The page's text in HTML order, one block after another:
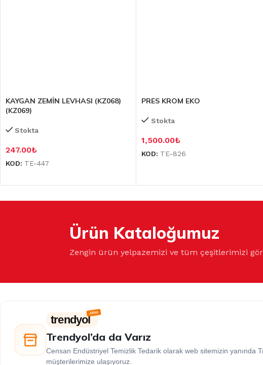
KAYGAN ZEMİN LEVHASI (KZ068)
(KZ069)
Stokta
247.00₺
KOD: TE-447
PRES KROM EKO
Stokta
1,500.00₺
KOD: TE-826
Ürün Kataloğumuz
Zengin ürün yelpazemizi ve tüm çeşitlerimizi
trendyol
Trendyol’da da Varız
Censan Endüstriyel Temizlik Tedarik olarak web sitemizin yanında
müşterilerimize ulaşıyoruz.